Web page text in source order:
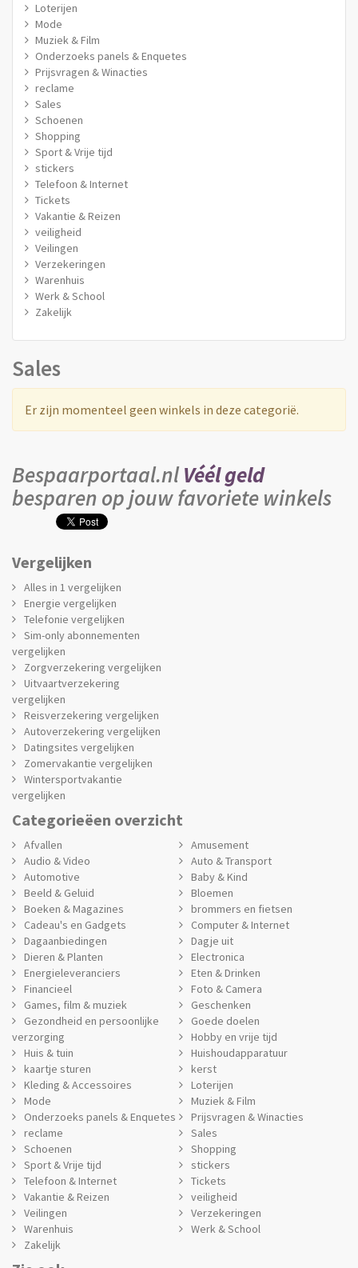
Loterijen
Mode
Muziek & Film
Onderzoeks panels & Enquetes
Prijsvragen & Winacties
reclame
Sales
Schoenen
Shopping
Sport & Vrije tijd
stickers
Telefoon & Internet
Tickets
Vakantie & Reizen
veiligheid
Veilingen
Verzekeringen
Warenhuis
Werk & School
Zakelijk
Sales
Er zijn momenteel geen winkels in deze categorië.
Bespaarportaal.nlVéél geld
besparen op jouw favoriete winkels
Vergelijken
Alles in 1 vergelijken
Energie vergelijken
Telefonie vergelijken
Sim-only abonnementen
vergelijken
Zorgverzekering vergelijken
Uitvaartverzekering
vergelijken
Reisverzekering vergelijken
Autoverzekering vergelijken
Datingsites vergelijken
Zomervakantie vergelijken
Wintersportvakantie
vergelijken
Categorieëen overzicht
Afvallen
Amusement
Audio & Video
Auto & Transport
Automotive
Baby & Kind
Beeld & Geluid
Bloemen
Boeken & Magazines
brommers en fietsen
Cadeau's en Gadgets
Computer & Internet
Dagaanbiedingen
Dagje uit
Dieren & Planten
Electronica
Energieleveranciers
Eten & Drinken
Financieel
Foto & Camera
Games, film & muziek
Geschenken
Gezondheid en persoonlijke
verzorging
Goede doelen
Hobby en vrije tijd
Huis & tuin
Huishoudapparatuur
kaartje sturen
kerst
Kleding & Accessoires
Loterijen
Mode
Muziek & Film
Onderzoeks panels & Enquetes
Prijsvragen & Winacties
reclame
Sales
Schoenen
Shopping
Sport & Vrije tijd
stickers
Telefoon & Internet
Tickets
Vakantie & Reizen
veiligheid
Veilingen
Verzekeringen
Warenhuis
Werk & School
Zakelijk